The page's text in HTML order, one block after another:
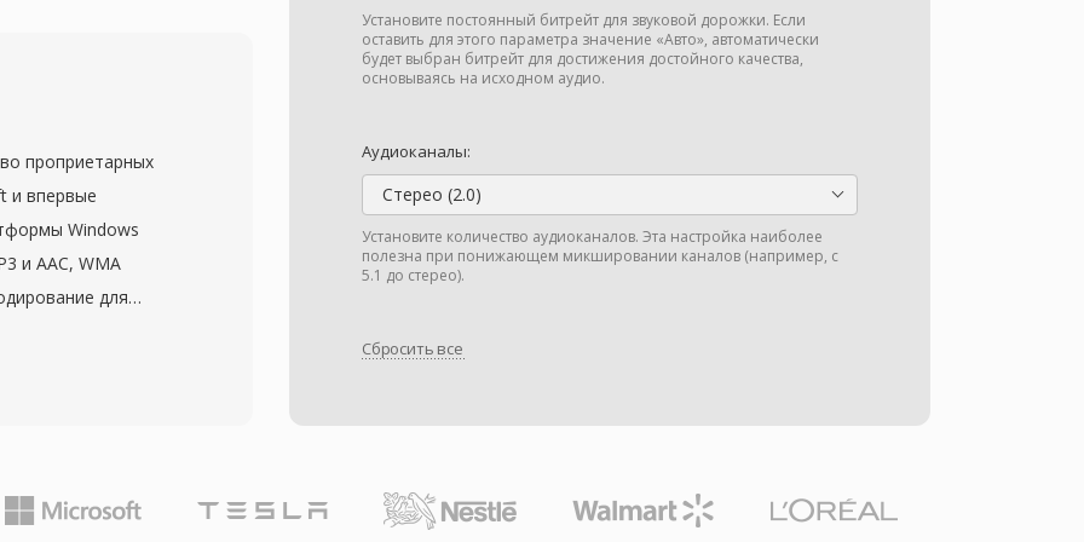
Установите постоянный битрейт для звуковой дорожки. Если
оставить для этого параметра значение «Авто», автоматически
будет выбран битрейт для достижения достойного качества,
основываясь на исходном аудио.
Аудиоканалы:
Стерео (2.0)
Установите количество аудиоканалов. Эта настройка наиболее
полезна при понижающем микшировании каналов (например, с
5.1 до стерео).
Сбросить все
утилитами
Формат
кГц,
звукового
SoX сохраняют
доступность
обладает тремя
проприетарных
и впервые
Windows
и AAC, WMA
для
битрейтах от 64
для
Глубокая